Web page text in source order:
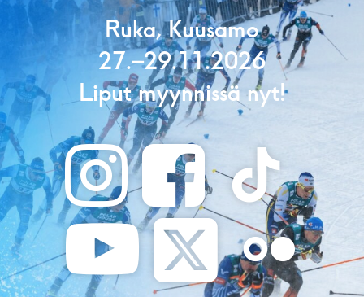
Ruka, Kuusamo
27.–29.11.2026
Liput myynnissä nyt!